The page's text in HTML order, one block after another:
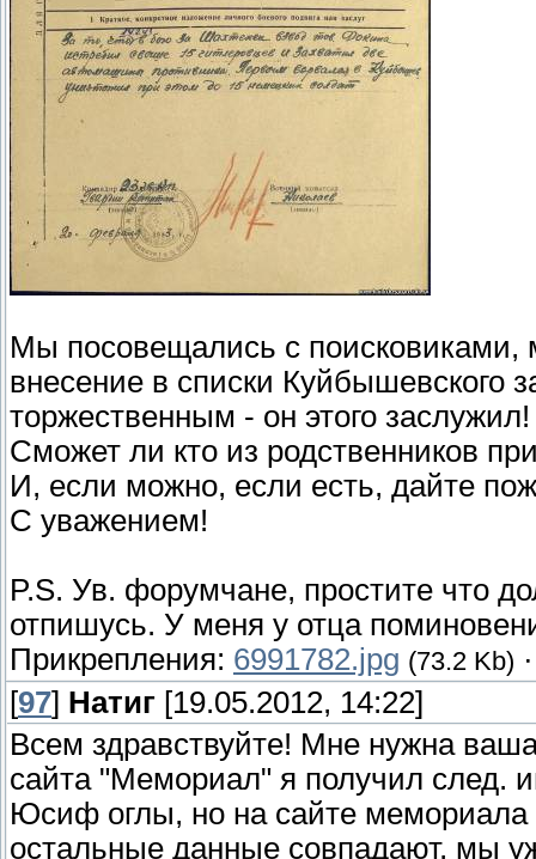
Мы посовещались с
внесение в списки Куйбышевского
торжественным - он этого заслужил!
Сможет ли кто из родственников
И, если можно, если есть, дайте
С уважением!
P.S. Ув. форумчане, простите что
отпишусь. У меня у отца
Прикрепления: 6991782.jpg (73.2 Kb)
[97] Натиг [19.05.2012, 14:22]
Всем здравствуйте! Мне нужна
сайта "Мемориал" я получил
Юсиф оглы, но на сайте
остальные данные совпадают, мы